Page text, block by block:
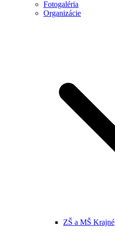
Fotogaléria
Organizácie
ZŠ a MŠ Krajné